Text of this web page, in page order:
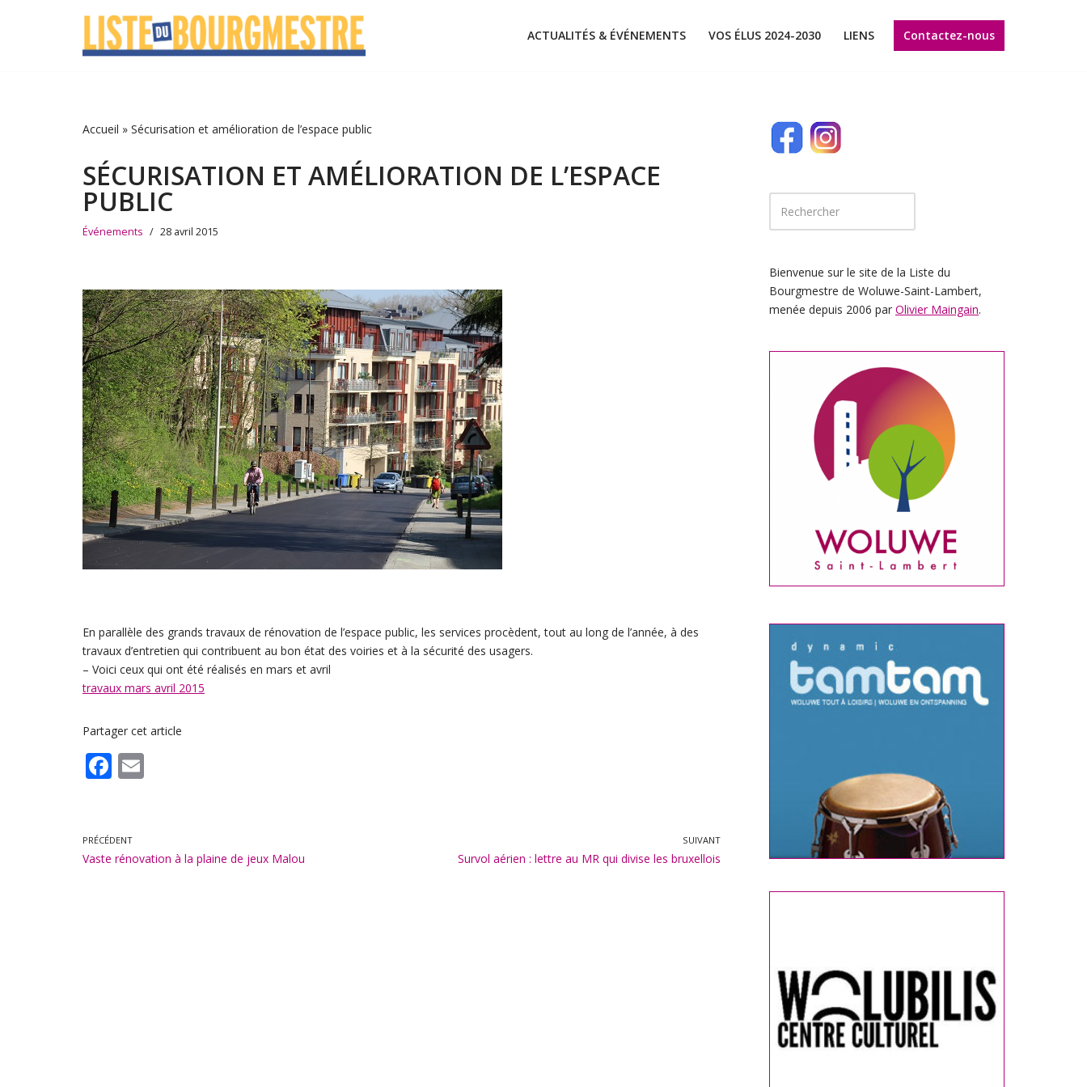
ACTUALITÉS & ÉVÉNEMENTS VOS ÉLUS 2024-2030 LIENS Contactez-nous
Accueil » Sécurisation et amélioration de l’espace public
SÉCURISATION ET AMÉLIORATION DE L’ESPACE
PUBLIC
Événements 28 avril 2015
En parallèle des grands travaux de rénovation de l’espace public, les services procèdent, tout au long de l’année, à des
travaux d’entretien qui contribuent au bon état des voiries et à la sécurité des usagers.
– Voici ceux qui ont été réalisés en mars et avril
travaux mars avril 2015
Partager cet article
F
b
o
PRÉCÉDENT
Vaste rénovation à la plaine de jeux Malou
SUIVANT
Survol aérien : lettre au MR qui divise les bruxellois
Bienvenue sur le site de la Liste du
Bourgmestre de Woluwe-Saint-Lambert,
menée depuis 2006 par Olivier Maingain.